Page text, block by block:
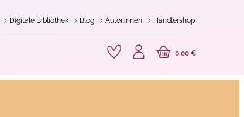
Digitale Bibliothek Blog Autor:innen Händlershop
0,00 €